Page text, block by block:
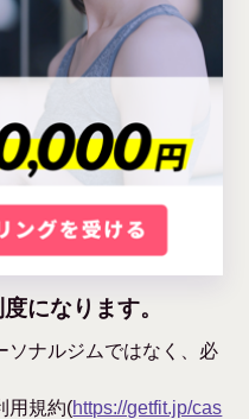
になります。
ソナルジムではなく、必
用規約(https://getfit.jp/cas